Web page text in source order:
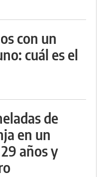
con un
cuál es el
de
en un
años y